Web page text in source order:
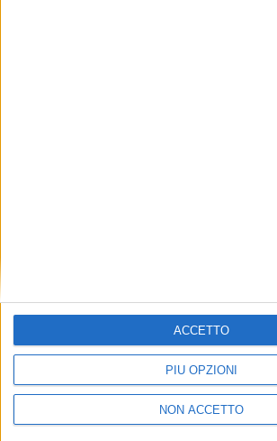
PIÙ OPZIONI
NON ACCETTO
ACCETTO